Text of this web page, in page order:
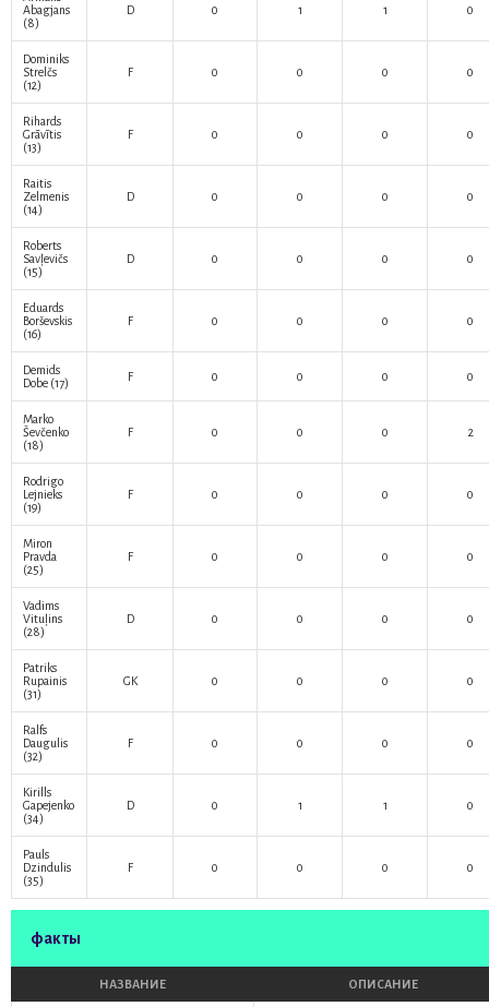
Abagjans
(8)
D 0 1 1 0
Dominiks
Strelčs
(12)
F 0 0 0 0
Rihards
Grāvītis
(13)
F 0 0 0 0
Raitis
Zelmenis
(14)
D 0 0 0 0
Roberts
Savļevičs
(15)
D 0 0 0 0
Eduards
Borševskis
(16)
F 0 0 0 0
Demids
Dobe (17) F 0 0 0 0
Marko
Ševčenko
(18)
F 0 0 0 2
Rodrigo
Lejnieks
(19)
F 0 0 0 0
Miron
Pravda
(25)
F 0 0 0 0
Vadims
Vituļins
(28)
D 0 0 0 0
Patriks
Rupainis
(31)
GK 0 0 0 0
Ralfs
Daugulis
(32)
F 0 0 0 0
Kirills
Gapejenko
(34)
D 0 1 1 0
Pauls
Dzindulis
(35)
F 0 0 0 0
факты
НАЗВАНИЕ ОПИСАНИЕ